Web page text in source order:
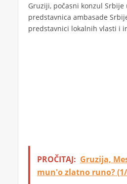
Gruziji, počasni konzul Srbije
predstavnica ambasade
predstavnici lokalnih vlasti i
PROČITAJ: Gruzija,
mun'o zlatno runo?